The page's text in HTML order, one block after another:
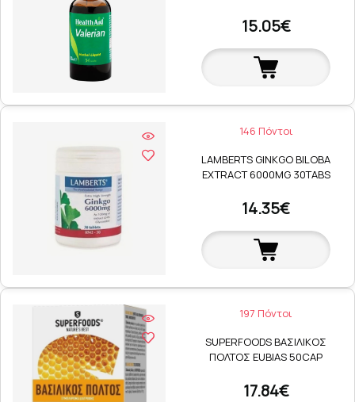
15.05€
146 Πόντοι
LAMBERTS GINKGO BILOBA
EXTRACT 6000MG 30TABS
14.35€
197 Πόντοι
SUPERFOODS ΒΑΣΙΛΙΚΟΣ
ΠΟΛΤΟΣ EUBIAS 50CAP
17.84€